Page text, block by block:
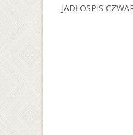
JADŁOSPIS